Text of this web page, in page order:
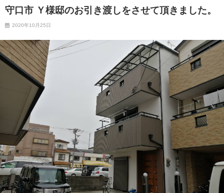
守口市 Ｙ様邸のお引き渡しをさせて頂きました。
2020年10月25日